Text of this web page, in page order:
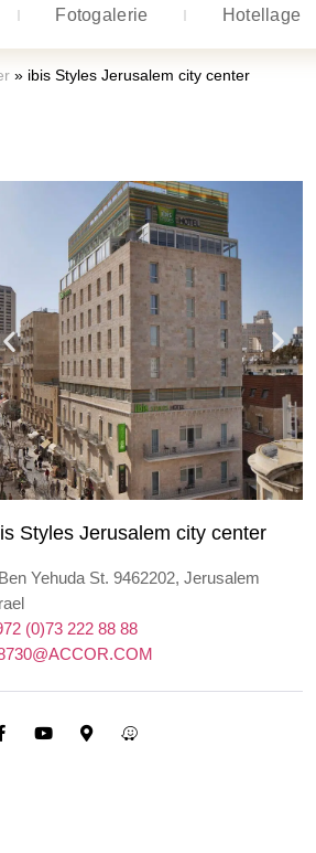
Fotogalerie Hotellage
» ibis Styles Jerusalem city center
Styles Jerusalem city center
Yehuda St. 9462202, Jerusalem
(0)73 222 88 88